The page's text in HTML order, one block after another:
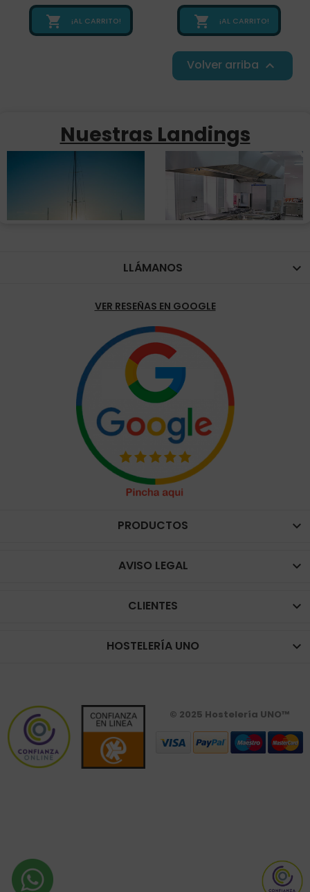
 ¡AL CARRITO!  ¡AL CARRITO!
Volver arriba 
Nuestras Landings
LLÁMANOS 
VER RESEÑAS EN GOOGLE
PRODUCTOS 
AVISO LEGAL 
CLIENTES 
HOSTELERÍA UNO 
© 2025 Hostelería UNO™